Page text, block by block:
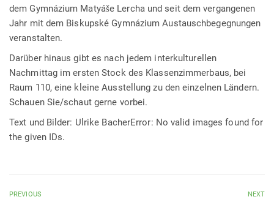
dem Gymnázium Matyáše Lercha und seit dem vergangenen
Jahr mit dem Biskupské Gymnázium Austauschbegegnungen
veranstalten.
Darüber hinaus gibt es nach jedem interkulturellen
Nachmittag im ersten Stock des Klassenzimmerbaus, bei
Raum 110, eine kleine Ausstellung zu den einzelnen Ländern.
Schauen Sie/schaut gerne vorbei.
Text und Bilder: Ulrike BacherError: No valid images found for
the given IDs.
PREVIOUS NEXT